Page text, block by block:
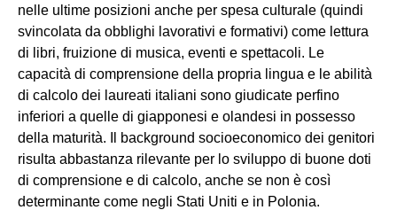
nelle ultime posizioni anche per spesa culturale (quindi
svincolata da obblighi lavorativi e formativi) come lettura
di libri, fruizione di musica, eventi e spettacoli. Le
capacità di comprensione della propria lingua e le abilità
di calcolo dei laureati italiani sono giudicate perfino
inferiori a quelle di giapponesi e olandesi in possesso
della maturità. Il background socioeconomico dei genitori
risulta abbastanza rilevante per lo sviluppo di buone doti
di comprensione e di calcolo, anche se non è così
determinante come negli Stati Uniti e in Polonia.